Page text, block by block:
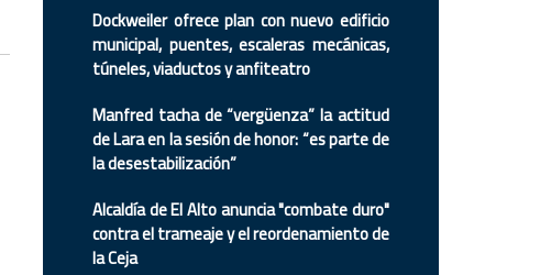
Dockweiler ofrece plan con nuevo edificio
municipal, puentes, escaleras mecánicas,
túneles, viaductos y anfiteatro
Manfred tacha de “vergüenza” la actitud
de Lara en la sesión de honor: “es parte de
la desestabilización”
Alcaldía de El Alto anuncia "combate duro"
contra el trameaje y el reordenamiento de
la Ceja